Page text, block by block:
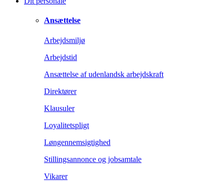
Ansættelse
Arbejdsmiljø
Arbejdstid
Ansættelse af udenlandsk arbejdskraft
Direktører
Klausuler
Loyalitetspligt
Løngennemsigtighed
Stillingsannonce og jobsamtale
Vikarer